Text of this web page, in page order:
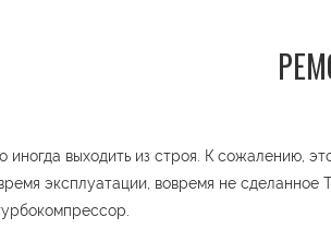
иногда выходить из строя. К
эксплуатации, вовремя не